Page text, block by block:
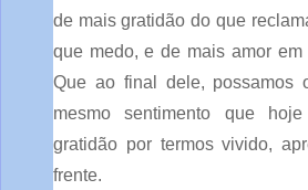
de mais gratidão do que
que medo, e de mais amor em
Que ao final dele, possamos
mesmo sentimento que
gratidão por termos vivido,
frente.